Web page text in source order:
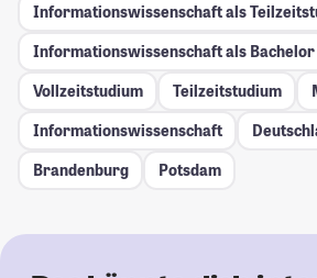
Informationswissenschaft als
Informationswissenschaft als Bachelor
Vollzeitstudium
Teilzeitstudium
Informationswissenschaft
Brandenburg
Potsdam